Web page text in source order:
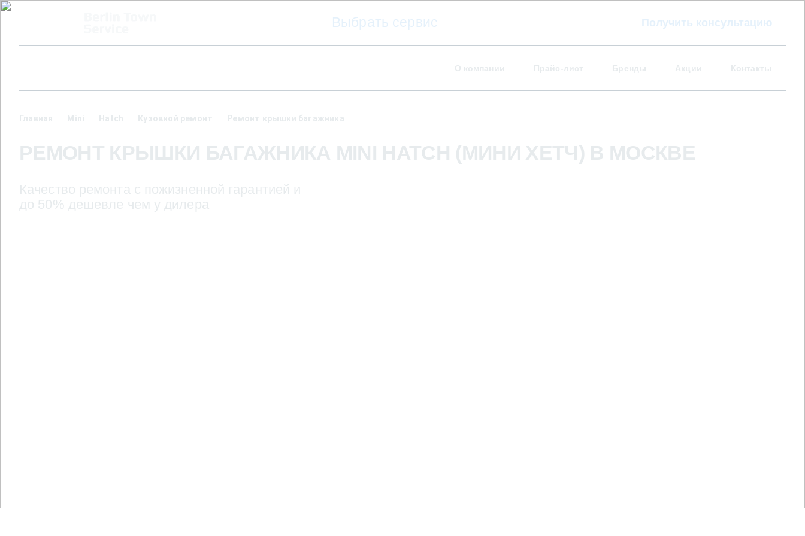
Выбрать сервис Получить консультацию
О компании Прайс-лист Бренды Акции Контакты
Главная Mini Hatch Кузовной ремонт Ремонт крышки багажника
РЕМОНТ КРЫШКИ БАГАЖНИКА MINI HATCH (МИНИ ХЕТЧ) В МОСКВЕ
Качество ремонта с пожизненной гарантией и
до 50% дешевле чем у дилера